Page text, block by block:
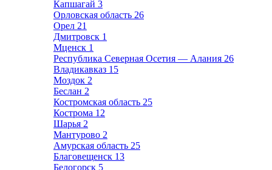
Капшагай 3
Орловская область 26
Орел 21
Дмитровск 1
Мценск 1
Республика Северная Осетия — Алания 26
Владикавказ 15
Моздок 2
Беслан 2
Костромская область 25
Кострома 12
Шарья 2
Мантурово 2
Амурская область 25
Благовещенск 13
Белогорск 5